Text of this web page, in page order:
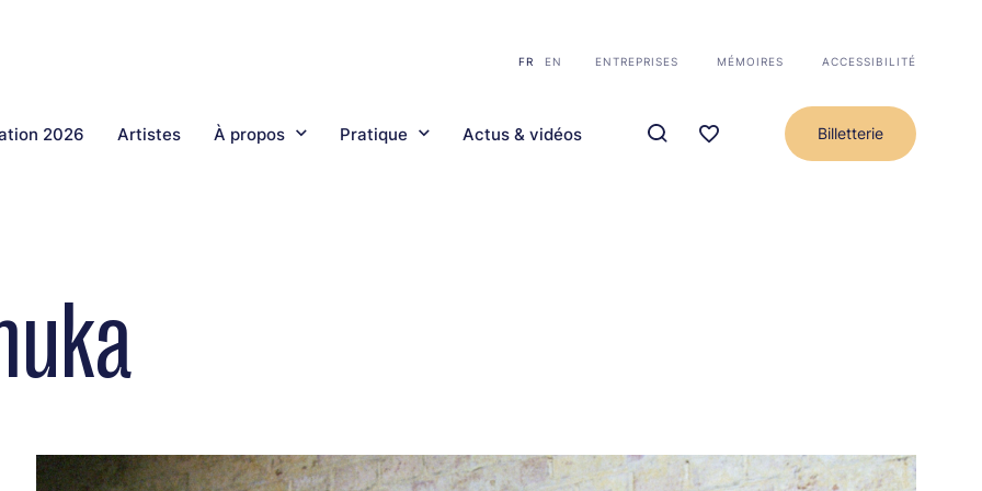
FR EN ENTREPRISES MÉMOIRES ACCESSIBILITÉ
2026 Artistes À propos Pratique Actus & vidéos Billetterie